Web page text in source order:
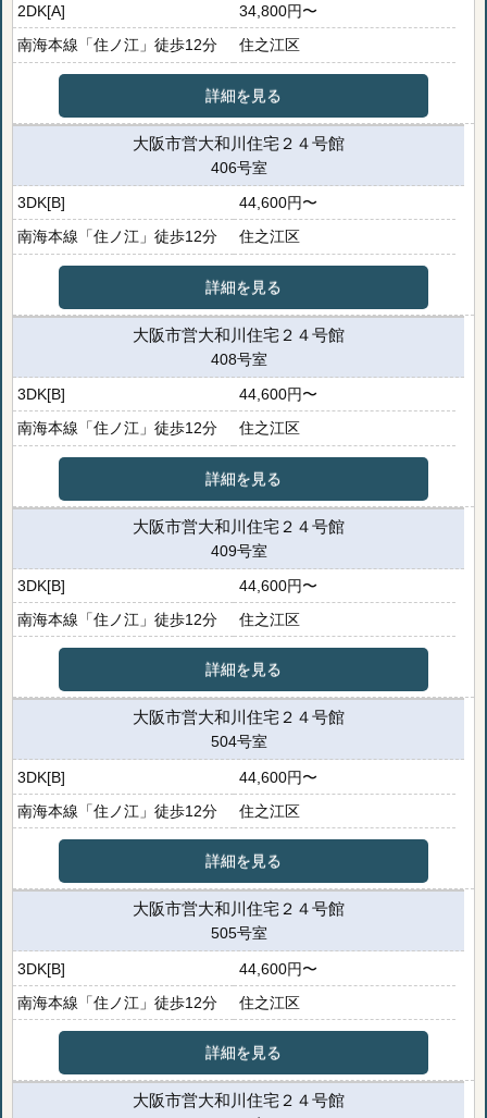
2DK[A]
34,800円〜
南海本線「住ノ江」徒歩12分
住之江区
詳細を見る
大阪市営大和川住宅２４号館
406号室
3DK[B]
44,600円〜
南海本線「住ノ江」徒歩12分
住之江区
詳細を見る
大阪市営大和川住宅２４号館
408号室
3DK[B]
44,600円〜
南海本線「住ノ江」徒歩12分
住之江区
詳細を見る
大阪市営大和川住宅２４号館
409号室
3DK[B]
44,600円〜
南海本線「住ノ江」徒歩12分
住之江区
詳細を見る
大阪市営大和川住宅２４号館
504号室
3DK[B]
44,600円〜
南海本線「住ノ江」徒歩12分
住之江区
詳細を見る
大阪市営大和川住宅２４号館
505号室
3DK[B]
44,600円〜
南海本線「住ノ江」徒歩12分
住之江区
詳細を見る
大阪市営大和川住宅２４号館